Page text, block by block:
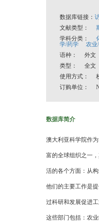
数据库链接：
文献类型：
学科分类：
学/药学
农业
语种： 外文
类型： 全文
使用方式：
订购单位：
数据库简介
澳大利亚科学院作
富的全球组织之一
活的各个方面：从
他们的主要工作是
过科研和发展促进
这些部门包括：农